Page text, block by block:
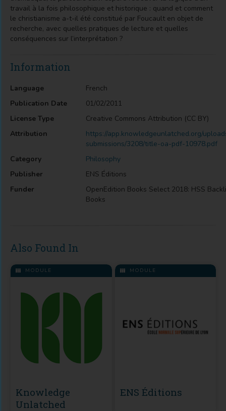
travail à la fois philosophique et historique : quand et comment
le christianisme a-t-il été constitué par Foucault en objet de
recherche, avec quelles pratiques de lecture et quelles
conséquences sur l’interprétation ?
Information
Language
French
Publication Date
01/02/2011
License Type
Creative Commons Attribution (CC BY)
Attribution
https://app.knowledgeunlatched.org/
submissions/3208/title-oa-pdf-10978.pdf
Category
Philosophy
Publisher
ENS Éditions
Funder
OpenEdition Books Select 2018: HSS
Books
Also Found In
MODULE
Knowledge
Unlatched
MODULE
ENS Éditions